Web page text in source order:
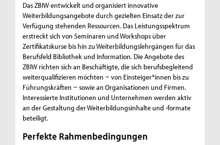
Das ZBIW entwickelt und organisiert innovative
Weiterbildungsangebote durch gezielten Einsatz der zur
Verfügung stehenden Ressourcen. Das Leistungsspektrum
erstreckt sich von Seminaren und Workshops über
Zertifikatskurse bis hin zu Weiterbildungslehrgängen für das
Berufsfeld Bibliothek und Information. Die Angebote des
ZBIW richten sich an Beschäftigte, die sich berufsbegleitend
weiterqualifizieren möchten − von Einsteiger*innen bis zu
Führungskräften − sowie an Organisationen und Firmen.
Interessierte Institutionen und Unternehmen werden aktiv
an der Gestaltung der Weiterbildungsinhalte und -formate
beteiligt.
Perfekte Rahmenbedingungen